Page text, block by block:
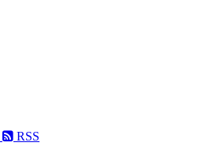
RSS